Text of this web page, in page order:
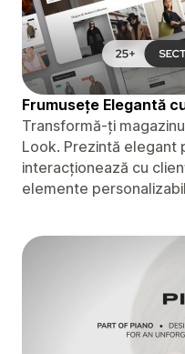
Frumusețe Elegantă
Transformă-ți
Look. Prezintă elegant
interacționează cu
elemente